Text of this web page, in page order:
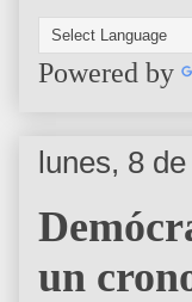
Powered by
lunes, 8
un